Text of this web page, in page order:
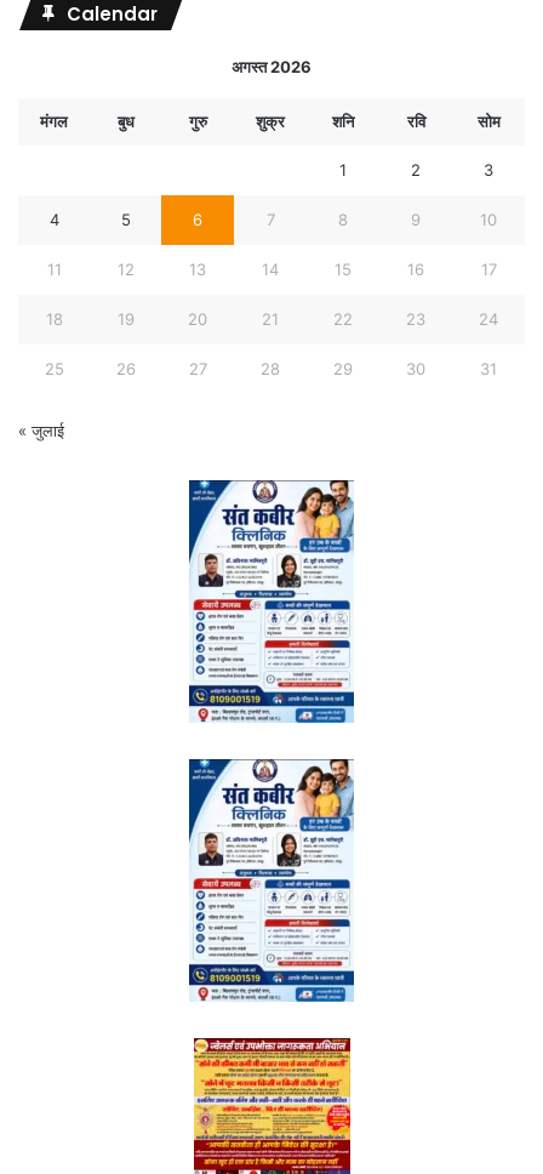
Calendar
अगस्त 2026
मंगल बुध गुरु शुक्र शनि रवि सोम
1 2 3
4 5 6 7 8 9 10
11 12 13 14 15 16 17
18 19 20 21 22 23 24
25 26 27 28 29 30 31
« जुलाई